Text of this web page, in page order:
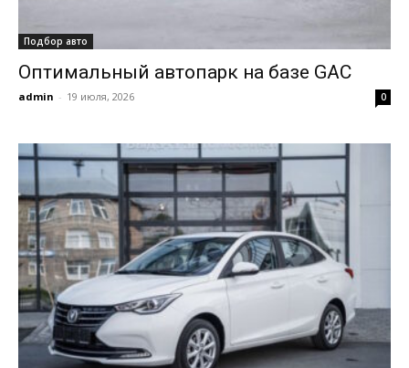
Подбор авто
Оптимальный автопарк на базе GAC
admin - 19 июля, 2026 0